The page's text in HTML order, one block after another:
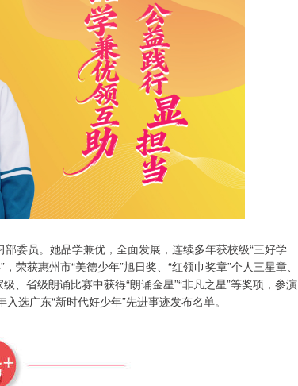
委员。她品学兼优，全面发展，连续多年获校级“三好学
荣获惠州市“美德少年”旭日奖、“红领巾奖章”个人三星章、
、省级朗诵比赛中获得“朗诵金星”“非凡之星”等奖项，参演
选广东“新时代好少年”先进事迹发布名单。
沪深300 4651.31